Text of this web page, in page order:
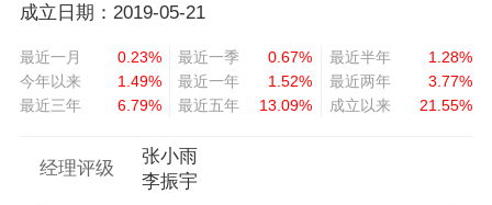
成立日期：2019-05-21
最近一月 0.23% 最近一季 0.67% 最近半年
1.28%
今年以来
1.49% 最近一年 1.52% 最近两年
3.77%
最近三年
6.79% 最近五年 13.09% 成立以来 21.55%
经理评级
张小雨
李振宇